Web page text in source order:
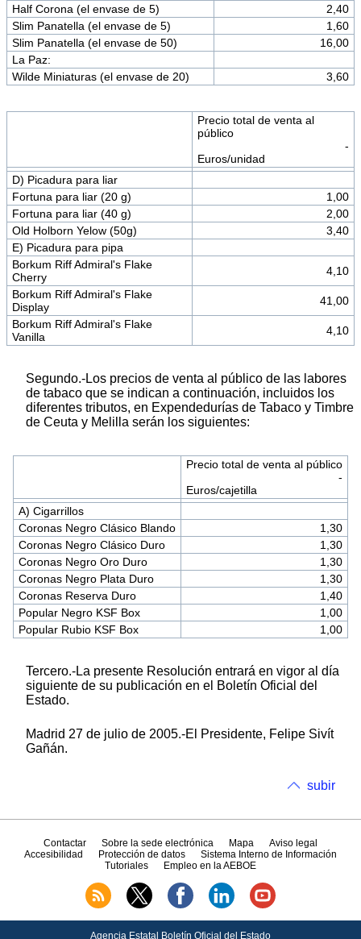
Half Corona (el envase de 5)
2,40
Slim Panatella (el envase de 5)
1,60
Slim Panatella (el envase de 50)
16,00
La Paz:
Wilde Miniaturas (el envase de 20)
3,60
Precio total de venta al
público
-
Euros/unidad
D) Picadura para liar
Fortuna para liar (20 g)
1,00
Fortuna para liar (40 g)
2,00
Old Holborn Yelow (50g)
3,40
E) Picadura para pipa
Borkum Riff Admiral's Flake
Cherry
4,10
Borkum Riff Admiral's Flake
Display
41,00
Borkum Riff Admiral's Flake
Vanilla
4,10
Segundo.-Los precios de venta al público de las labores
de tabaco que se indican a continuación, incluidos los
diferentes tributos, en Expendedurías de Tabaco y Timbre
de Ceuta y Melilla serán los siguientes:
Precio total de venta al público
-
Euros/cajetilla
A) Cigarrillos
Coronas Negro Clásico Blando
1,30
Coronas Negro Clásico Duro
1,30
Coronas Negro Oro Duro
1,30
Coronas Negro Plata Duro
1,30
Coronas Reserva Duro
1,40
Popular Negro KSF Box
1,00
Popular Rubio KSF Box
1,00
Tercero.-La presente Resolución entrará en vigor al día
siguiente de su publicación en el Boletín Oficial del
Estado.
Madrid 27 de julio de 2005.-El Presidente, Felipe Sivít
Gañán.
subir
Contactar Sobre la sede electrónica Mapa
Aviso legal
Accesibilidad
Protección de datos
Sistema Interno de Información
Tutoriales
Empleo en la AEBOE
Agencia Estatal Boletín Oficial del Estado